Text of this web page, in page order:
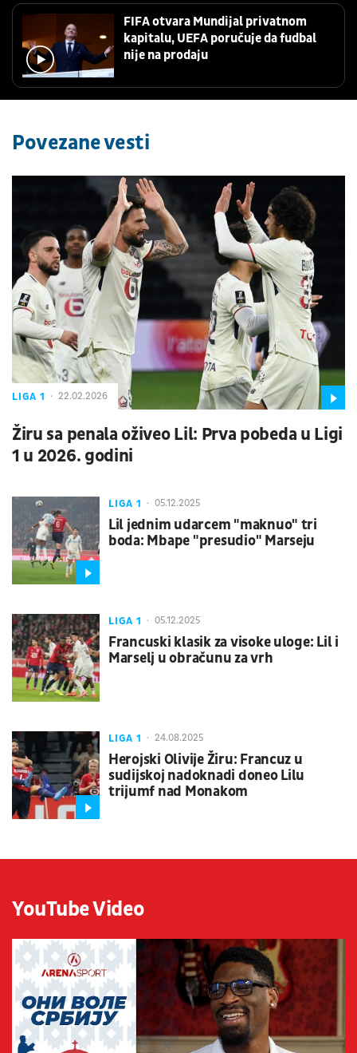
FIFA otvara Mundijal privatnom
kapitalu, UEFA poručuje da fudbal
nije na prodaju
Povezane vesti
LIGA 1 22.02.2026
Žiru sa penala oživeo Lil: Prva pobeda u Ligi
1 u 2026. godini
LIGA 1 05.12.2025
Lil jednim udarcem "maknuo" tri
boda: Mbape "presudio" Marseju
LIGA 1 05.12.2025
Francuski klasik za visoke uloge: Lil i
Marselj u obračunu za vrh
LIGA 1 24.08.2025
Herojski Olivije Žiru: Francuz u
sudijskoj nadoknadi doneo Lilu
trijumf nad Monakom
YouTube Video